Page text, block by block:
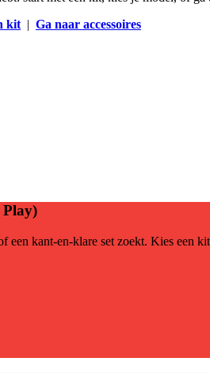
kit| Ga naar accessoires
een kant-en-klare set zoekt. Kies een